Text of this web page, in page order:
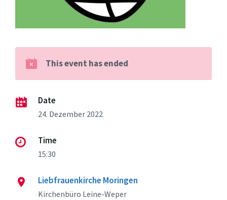
This event has ended
Date
24. Dezember 2022
Time
15:30
Liebfrauenkirche Moringen
Kirchenbüro Leine-Weper